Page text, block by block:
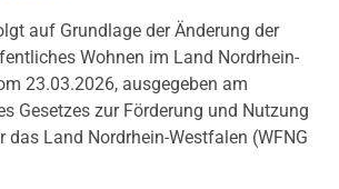
auf Grundlage der Änderung der
Wohnen im Land Nordrhein-
23.03.2026, ausgegeben am
Gesetzes zur Förderung und Nutzung
das Land Nordrhein-Westfalen (WFNG